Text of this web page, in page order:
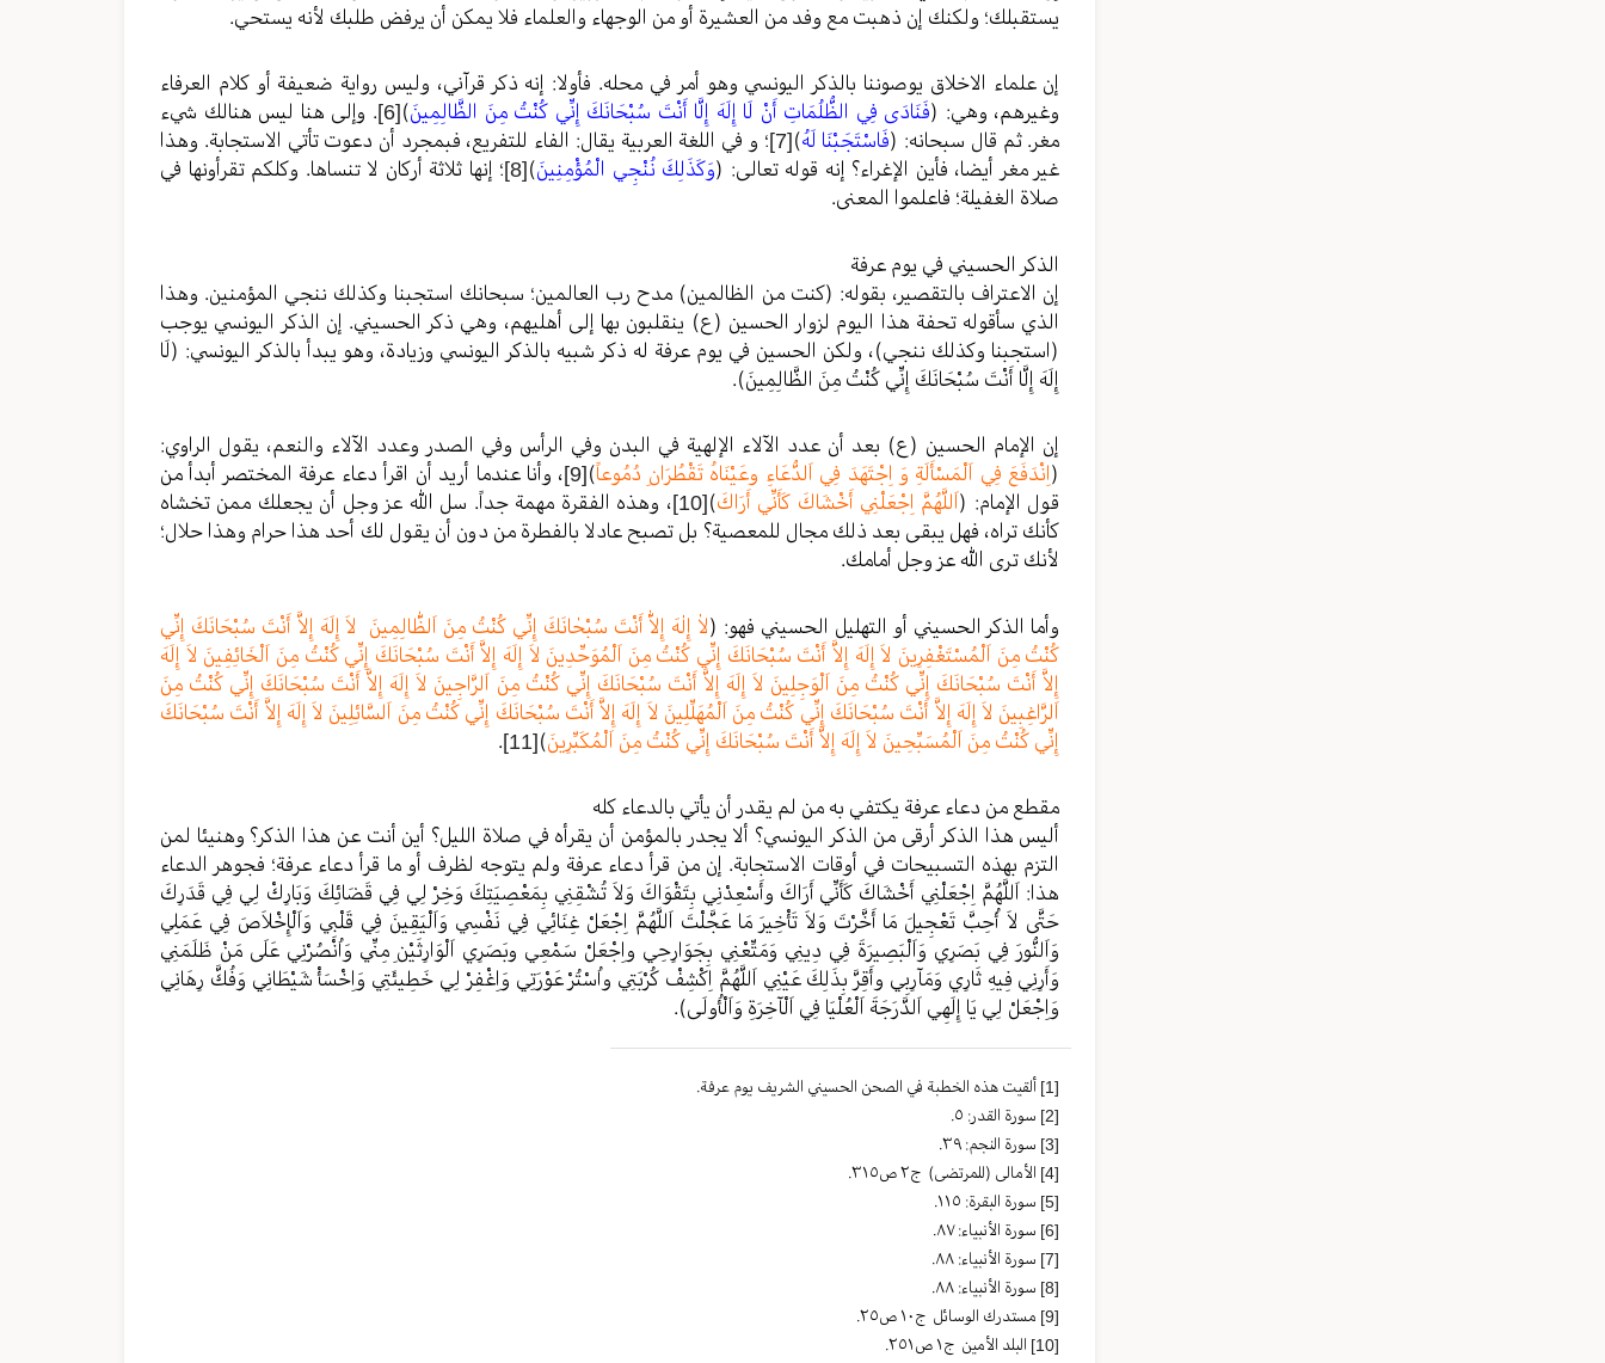
يستقبلك؛ ولكنك إن ذهبت مع وفد من العشيرة أو من الوجهاء والعلماء فلا يمكن أن يرفض طلبك لأنه يستحي.
إن علماء الاخلاق يوصوننا بالذكر اليونسي وهو أمر في محله. فأولا: إنه ذكر قرآني، وليس رواية ضعيفة أو كلام العرفاء
وغيرهم، وهي: (فَنَادَى فِي الظُّلُمَاتِ أَنْ لَا إِلَهَ إِلَّا أَنْتَ سُبْحَانَكَ إِنِّي كُنْتُ مِنَ الظَّالِمِينَ)
[6]
. وإلى هنا ليس هنالك شيء
مغر. ثم قال سبحانه: (فَاسْتَجَبْنَا لَهُ)
[7]
؛ و في اللغة العربية يقال: الفاء للتفريع، فبمجرد أن دعوت تأتي الاستجابة. وهذا
غير مغر أيضا، فأين الإغراء؟ إنه قوله تعالى: (وَكَذَلِكَ نُنْجِي الْمُؤْمِنِينَ)
[8]
؛ إنها ثلاثة أركان لا تنساها. وكلكم تقرأونها في
صلاة الغفيلة؛ فاعلموا المعنى.
الذكر الحسيني في يوم عرفة
إن الاعتراف بالتقصير، بقوله: (كنت من الظالمين) مدح رب العالمين؛ سبحانك استجبنا وكذلك ننجي المؤمنين. وهذا
الذي سأقوله تحفة هذا اليوم لزوار الحسين (ع) ينقلبون بها إلى أهليهم، وهي ذكر الحسيني. إن الذكر اليونسي يوجب
(استجبنا وكذلك ننجي)، ولكن الحسين في يوم عرفة له ذكر شبيه بالذكر اليونسي وزيادة، وهو يبدأ بالذكر اليونسي: (لَا
إِلَهَ إِلَّا أَنْتَ سُبْحَانَكَ إِنِّي كُنْتُ مِنَ الظَّالِمِينَ).
إن الإمام الحسين (ع) بعد أن عدد الآلاء الإلهية في البدن وفي الرأس وفي الصدر وعدد الآلاء والنعم، يقول الراوي:
(اِنْدَفَعَ فِي اَلْمَسْأَلَةِ وَ اِجْتَهَدَ فِي اَلدُّعَاءِ وعَيْنَاهُ تَقْطُرَانِ دُمُوعاً)
[9]
، وأنا عندما أريد أن اقرأ دعاء عرفة المختصر أبدأ من
قول الإمام: (اَللَّهُمَّ اِجْعَلْنِي أَخْشَاكَ كَأَنِّي أَرَاكَ)
[10]
، وهذه الفقرة مهمة جداً. سل الله عز وجل أن يجعلك ممن تخشاه
كأنك تراه، فهل يبقى بعد ذلك مجال للمعصية؟ بل تصبح عادلا بالفطرة من دون أن يقول لك أحد هذا حرام وهذا حلال؛
لأنك ترى الله عز وجل أمامك.
وأما الذكر الحسيني أو التهليل الحسيني فهو: (لاٰ إِلٰهَ إِلاّٰ أَنْتَ سُبْحٰانَكَ إِنِّي كُنْتُ مِنَ اَلظّٰالِمِينَ لاَ إِلَهَ إِلاَّ أَنْتَ سُبْحَانَكَ إِنِّي
كُنْتُ مِنَ اَلْمُسْتَغْفِرِينَ لاَ إِلَهَ إِلاَّ أَنْتَ سُبْحَانَكَ إِنِّي كُنْتُ مِنَ اَلْمُوَحِّدِينَ لاَ إِلَهَ إِلاَّ أَنْتَ سُبْحَانَكَ إِنِّي كُنْتُ مِنَ اَلْخَائِفِينَ لاَ إِلَهَ
إِلاَّ أَنْتَ سُبْحَانَكَ إِنِّي كُنْتُ مِنَ اَلْوَجِلِينَ لاَ إِلَهَ إِلاَّ أَنْتَ سُبْحَانَكَ إِنِّي كُنْتُ مِنَ اَلرَّاجِينَ لاَ إِلَهَ إِلاَّ أَنْتَ سُبْحَانَكَ إِنِّي كُنْتُ مِنَ
اَلرَّاغِبِينَ لاَ إِلَهَ إِلاَّ أَنْتَ سُبْحَانَكَ إِنِّي كُنْتُ مِنَ اَلْمُهَلِّلِينَ لاَ إِلَهَ إِلاَّ أَنْتَ سُبْحَانَكَ إِنِّي كُنْتُ مِنَ اَلسَّائِلِينَ لاَ إِلَهَ إِلاَّ أَنْتَ سُبْحَانَكَ
إِنِّي كُنْتُ مِنَ اَلْمُسَبِّحِينَ لاَ إِلَهَ إِلاَّ أَنْتَ سُبْحَانَكَ إِنِّي كُنْتُ مِنَ اَلْمُكَبِّرِينَ)
[11]
.
مقطع من دعاء عرفة يكتفي به من لم يقدر أن يأتي بالدعاء كله
أليس هذا الذكر أرقى من الذكر اليونسي؟ ألا يجدر بالمؤمن أن يقرأه في صلاة الليل؟ أين أنت عن هذا الذكر؟ وهنيئا لمن
التزم بهذه التسبيحات في أوقات الاستجابة. إن من قرأ دعاء عرفة ولم يتوجه لظرف أو ما قرأ دعاء عرفة؛ فجوهر الدعاء
هذا: اَللَّهُمَّ اِجْعَلْنِي أَخْشَاكَ كَأَنِّي أَرَاكَ وأَسْعِدْنِي بِتَقْوَاكَ وَلاَ تُشْقِنِي بِمَعْصِيَتِكَ وَخِرْ لِي فِي قَضَائِكَ وَبَارِكْ لِي فِي قَدَرِكَ
حَتَّى لاَ أُحِبَّ تَعْجِيلَ مَا أَخَّرْتَ وَلاَ تَأْخِيرَ مَا عَجَّلْتَ اَللَّهُمَّ اِجْعَلْ غِنَائِي فِي نَفْسِي وَاَلْيَقِينَ فِي قَلْبِي وَاَلْإِخْلاَصَ فِي عَمَلِي
وَاَلنُّورَ فِي بَصَرِي وَاَلْبَصِيرَةَ فِي دِينِي وَمَتِّعْنِي بِجَوَارِحِي واِجْعَلْ سَمْعِي وبَصَرِي اَلْوَارِثَيْنِ مِنِّي وَاُنْصُرْنِي عَلَى مَنْ ظَلَمَنِي
وَأَرِنِي فِيهِ ثَارِي وَمَآرِبِي وأَقِرَّ بِذَلِكَ عَيْنِي اَللَّهُمَّ اِكْشِفْ كُرْبَتِي واُسْتُرْ عَوْرَتِي وَاِغْفِرْ لِي خَطِيئَتِي وَاِخْسَأْ شَيْطَانِي وَفُكَّ رِهَانِي
وَاِجْعَلْ لِي يَا إِلَهِي اَلدَّرَجَةَ اَلْعُلْيَا فِي اَلْآخِرَةِ وَاَلْأُولَى).
[1]
ألقيت هذه الخطبة في الصحن الحسيني الشريف يوم عرفة.
[2]
سورة القدر: ٥.
[3]
سورة النجم: ٣٩.
[4]
الأمالی (للمرتضی) ج٢ ص٣١٥.
[5]
سورة البقرة: ١١٥.
[6]
سورة الأنبياء: ٨٧.
[7]
سورة الأنبياء: ٨٨.
[8]
سورة الأنبياء: ٨٨.
[9]
مستدرك الوسائل ج١٠ ص٢٥.
[10]
البلد الأمین ج١ ص٢٥١.